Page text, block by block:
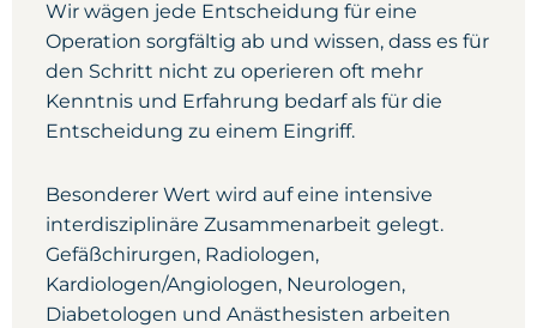
Wir wägen jede Entscheidung für eine
Operation sorgfältig ab und wissen, dass es für
den Schritt nicht zu operieren oft mehr
Kenntnis und Erfahrung bedarf als für die
Entscheidung zu einem Eingriff.
Besonderer Wert wird auf eine intensive
interdisziplinäre Zusammenarbeit gelegt.
Gefäßchirurgen, Radiologen,
Kardiologen/Angiologen, Neurologen,
Diabetologen und Anästhesisten arbeiten